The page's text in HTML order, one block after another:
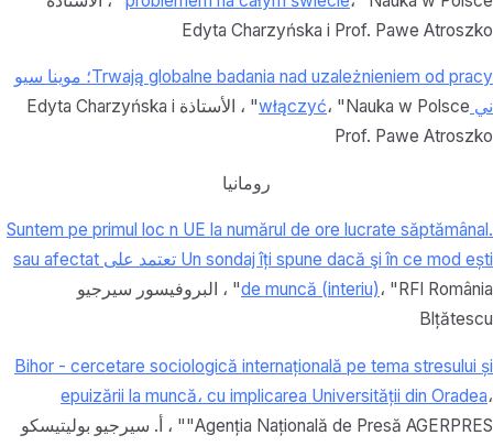
Edyta Charzyńska i Prof. Pawe Atroszko
Trwają globalne badania nad uzależnieniem od pracy؛ موينا سيو
ني włączyć
، "Nauka w Polsce" ، الأستاذة Edyta Charzyńska i
Prof. Pawe Atroszko
رومانيا
Suntem pe primul loc n UE la numărul de ore lucrate săptămânal.
Un sondaj îți spune dacă şi în ce mod ești تعتمد على sau afectat
de muncă (interiu)، "RFI România" ، البروفيسور سيرجيو
Blțătescu
Bihor - cercetare sociologică internațională pe tema stresului și
epuizării la muncă، cu implicarea Universității din Oradea،
"Agenția Națională de Presă AGERPRES" ،
أ. سيرجيو بوليتيسكو